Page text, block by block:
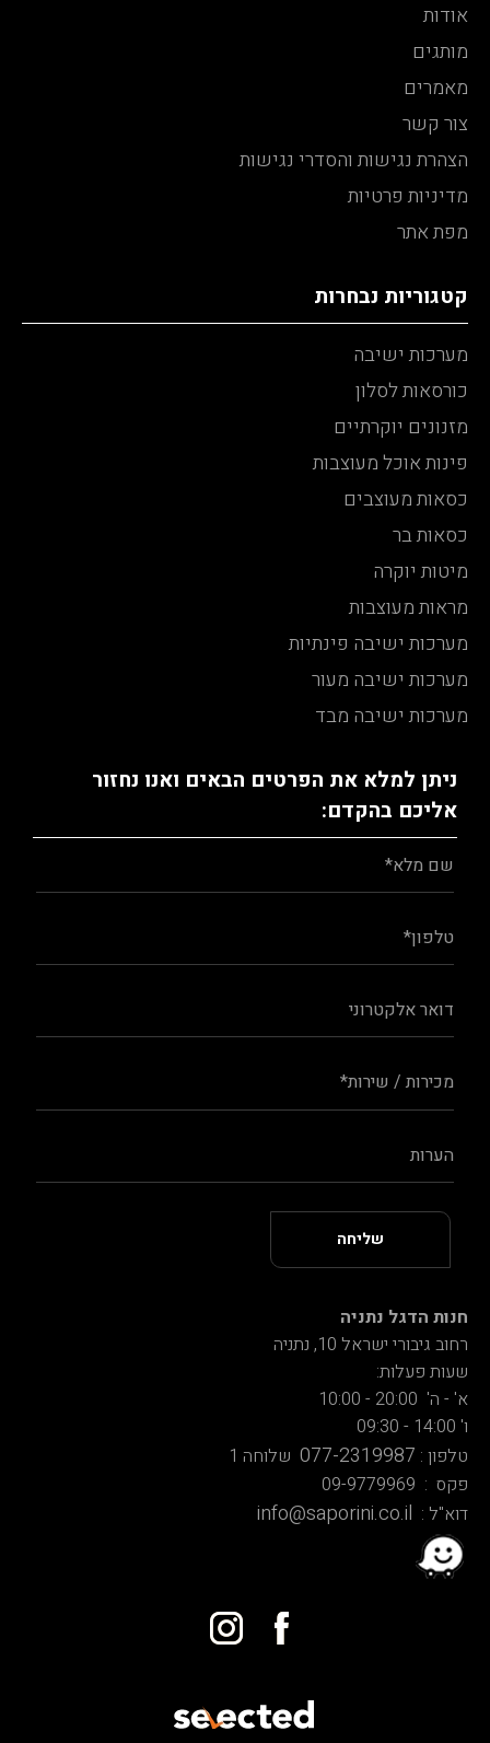
אודות
מותגים
מאמרים
צור קשר
הצהרת נגישות והסדרי נגישות
מדיניות פרטיות
מפת אתר
קטגוריות נבחרות
מערכות ישיבה
כורסאות לסלון
מזנונים יוקרתיים
פינות אוכל מעוצבות
כסאות מעוצבים
כסאות בר
מיטות יוקרה
מראות מעוצבות
מערכות ישיבה פינתיות
מערכות ישיבה מעור
מערכות ישיבה מבד
ניתן למלא את הפרטים הבאים ואנו נחזור
אליכם בהקדם:
חנות הדגל נתניה
רחוב גיבורי ישראל 10, נתניה
שעות פעלות:
א' - ה' 20:00 - 10:00
ו' 14:00 - 09:30
טלפון : 077-2319987 שלוחה 1
פקס : 09-9779969
דוא"ל : info@saporini.co.il